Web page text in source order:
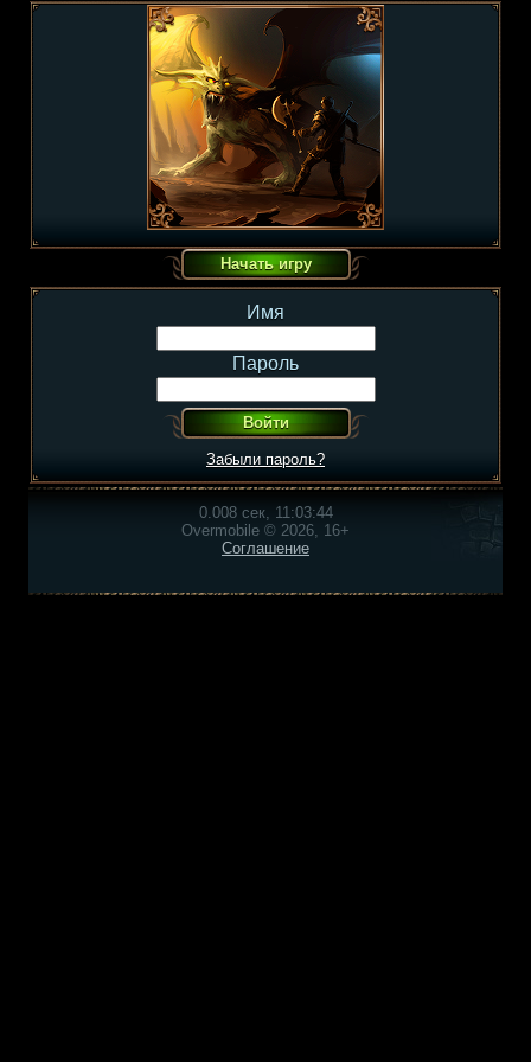
Имя
Пароль
Забыли пароль?
0.008 сек, 11:03:44
Overmobile © 2026, 16+
Соглашение